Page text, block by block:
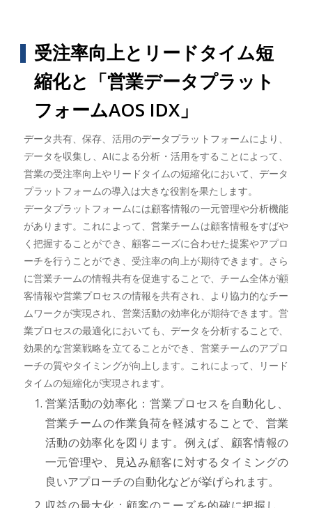
受注率向上とリードタイム短
縮化と「営業データプラット
フォームAOS IDX」
データ共有、保存、活用のデータプラットフォームにより、
データを収集し、AIによる分析・活用をすることによって、
営業の受注率向上やリードタイムの短縮化において、データ
プラットフォームの導入は大きな役割を果たします。
データプラットフォームには顧客情報の一元管理や分析機能
があります。これによって、営業チームは顧客情報をすばや
く把握することができ、顧客ニーズに合わせた提案やアプロ
ーチを行うことができ、受注率の向上が期待できます。さら
に営業チームの情報共有を促進することで、チーム全体が顧
客情報や営業プロセスの情報を共有され、より協力的なチー
ムワークが実現され、営業活動の効率化が期待できます。営
業プロセスの最適化においても、データを分析することで、
効果的な営業戦略を立てることができ、営業チームのアプロ
ーチの質やタイミングが向上します。これによって、リード
タイムの短縮化が実現されます。
営業活動の効率化：営業プロセスを自動化し、
営業チームの作業負荷を軽減することで、営業
活動の効率化を図ります。例えば、顧客情報の
一元管理や、見込み顧客に対するタイミングの
良いアプローチの自動化などが挙げられます。